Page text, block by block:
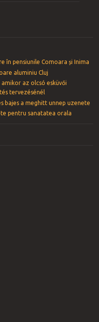
în pensiunile Comoara și Inima
aluminiu Cluj
az olcsó esküvői
tervezésénél
bajes a meghitt unnep uzenete
pentru sanatatea orala